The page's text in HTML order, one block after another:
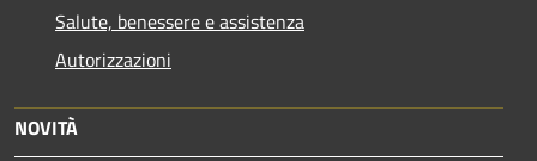
Salute, benessere e assistenza
Autorizzazioni
NOVITÀ